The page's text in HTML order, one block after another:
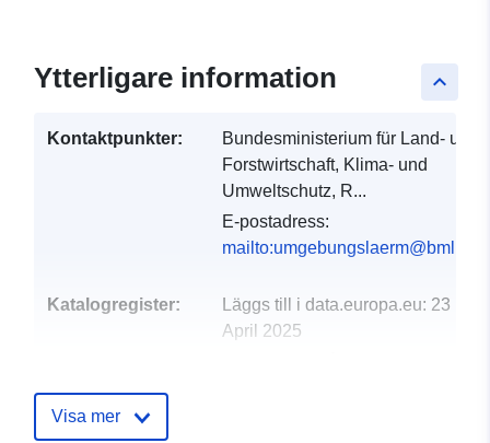
keyboard_arrow_up
Ytterligare information
Kontaktpunkter:
Bundesministerium für Land- und
Forstwirtschaft, Klima- und
Umweltschutz, R...
E-postadress:
Katalogregister: Läggs till i data.europa.eu: 23
April 2025
Visa mer